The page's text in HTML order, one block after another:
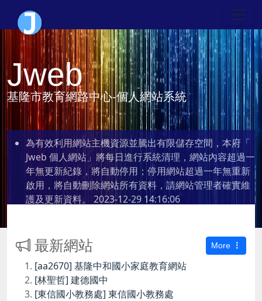
Jweb
基隆市教育網路中心-個人網站系統
為有效利用網站主機資源並騰出有限儲存空間，本府「
Jweb 個人網站」將每日進行系統清理，網站內容超過一
年無更新紀錄，將自動停用；停用網站超過一年無重新
啟用，將自動刪除網站所有資料，請網站管理者確實維
護及更新資料。 2023-12-29 14:16:06
最新網站 More
[aa2670] 基隆中和國小家庭教育網站
[林聖哲] 建德國中
[東信國小教務處] 東信國小教務處